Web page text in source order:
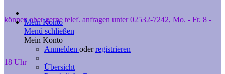
können aber gerne telef. anfragen unter 02532-7242, Mo. - Fr. 8 -
18 Uhr
Mein Konto
Menü schließen
Mein Konto
Anmelden oderregistrieren
Übersicht